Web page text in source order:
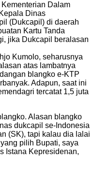
Kementerian Dalam
Dinas
(Dukcapil) di daerah
Kartu Tanda
jika Dukcapil beralasan
Kumolo, seharusnya
atas lambatnya
blangko e-KTP
Adapun, saat ini
tercatat 1,5 juta
Alasan blangko
dukcapil se-Indonesia
(SK), tapi kalau dia lalai
pilih Bupati, saya
Istana Kepresidenan,